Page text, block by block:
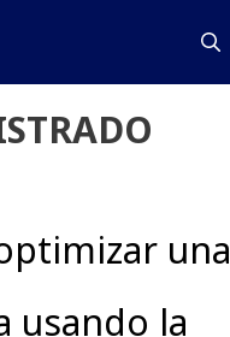
una
usando la